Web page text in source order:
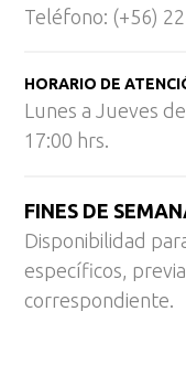
Teléfono: (+56)
HORARIO DE
Lunes a Jueves
17:00 hrs.
FINES DE
Disponibilidad
específicos,
correspondiente.